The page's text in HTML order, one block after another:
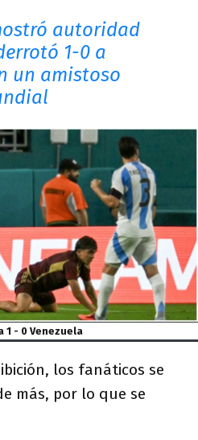
autoridad
1-0 a
un amistoso
1 - 0 Venezuela
los fanáticos se
más, por lo que se